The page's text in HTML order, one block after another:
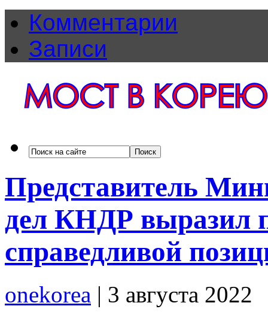
Комментарии
Записи
Представитель
дел КНДР выразил
справедливой
onekorea | 3 августа 2022